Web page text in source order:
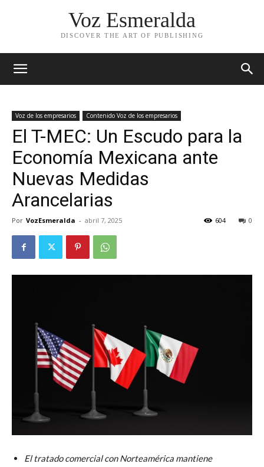
Voz Esmeralda
DISCOVER THE ART OF PUBLISHING
Voz de los empresarios Contenido Voz de los empresarios
El T-MEC: Un Escudo para la
Economía Mexicana ante
Nuevas Medidas
Arancelarias
Por VozEsmeralda - abril 7, 2025 0
604
El tratado comercial con Norteamérica mantiene